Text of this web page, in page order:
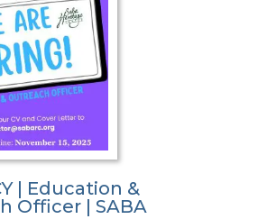
| Education &
Officer | SABA